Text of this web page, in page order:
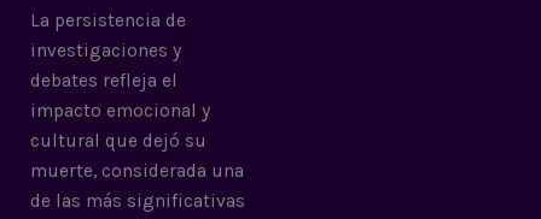
La persistencia de
investigaciones y
debates refleja el
impacto emocional y
cultural que dejó su
muerte, considerada una
de las más significativas